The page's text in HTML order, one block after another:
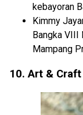
kebayoran
Kimmy
Bangka VIII
Mampang
10. Art & Craft